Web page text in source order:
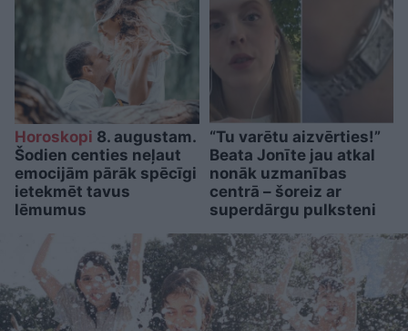
Horoskopi 8. augustam.
Šodien centies neļaut
emocijām pārāk spēcīgi
ietekmēt tavus
lēmumus
“Tu varētu aizvērties!”
Beata Jonīte jau atkal
nonāk uzmanības
centrā – šoreiz ar
superdārgu pulksteni